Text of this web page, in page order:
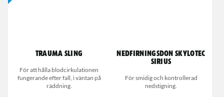
Trauma Sling
För att hålla blodcirkulationen
fungerande efter fall, i väntan på
räddning.
Nedfirningsdon Skylotec
Sirius
För smidig och kontrollerad
nedstigning.